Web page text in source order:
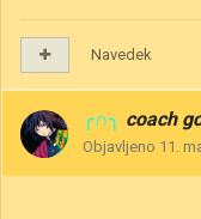
Navedek
╭∩╮ coach
Objavljeno 11.